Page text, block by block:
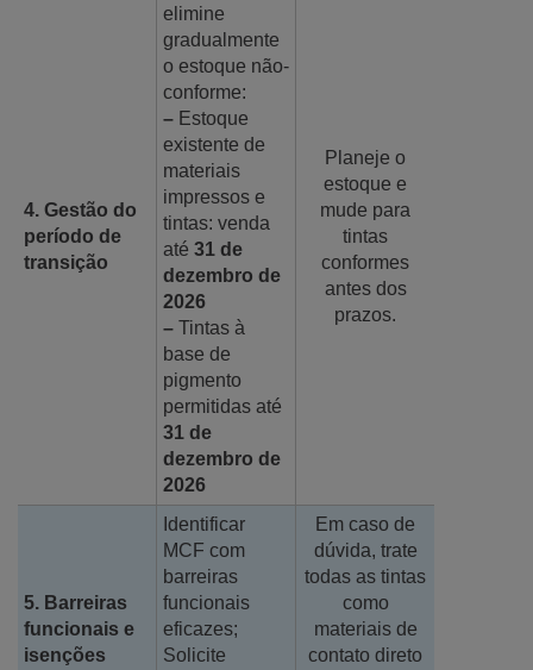
4. Gestão do
período de
transição
elimine
gradualmente
o estoque não-
conforme:
– Estoque
existente de
materiais
impressos e
tintas: venda
até 31 de
dezembro de
2026
– Tintas à
base de
pigmento
permitidas até
31 de
dezembro de
2026
Planeje o
estoque e
mude para
tintas
conformes
antes dos
prazos.
5. Barreiras
funcionais e
isenções
Identificar
MCF com
barreiras
funcionais
eficazes;
Solicite
Em caso de
dúvida, trate
todas as tintas
como
materiais de
contato direto